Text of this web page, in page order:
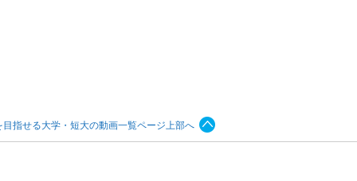
目指せる大学・短大の動画一覧ページ上部へ